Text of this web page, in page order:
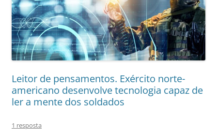
Leitor de pensamentos. Exército norte-
americano desenvolve tecnologia capaz de
ler a mente dos soldados
1 resposta